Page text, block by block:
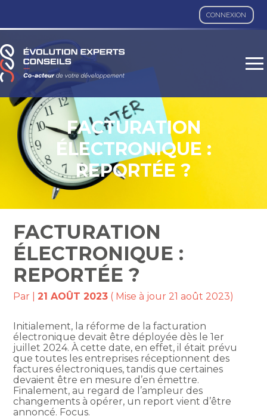
CONNEXION
Aller
au
FACTURATION
ÉLECTRONIQUE :
REPORTÉE ?
FACTURATION
ÉLECTRONIQUE :
REPORTÉE ?
Par |21 AOÛT 2023 ( Mise à jour 21 août 2023)
Initialement, la réforme de la facturation
électronique devait être déployée dès le 1er
juillet 2024. À cette date, en effet, il était prévu
que toutes les entreprises réceptionnent des
factures électroniques, tandis que certaines
devaient être en mesure d’en émettre.
Finalement, au regard de l’ampleur des
changements à opérer, un report vient d’être
annoncé. Focus.